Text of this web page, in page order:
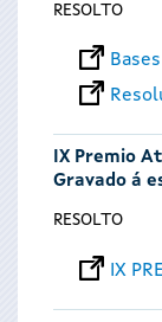
RESOLTO
IX Premio
Gravado á
RESOLTO
IX